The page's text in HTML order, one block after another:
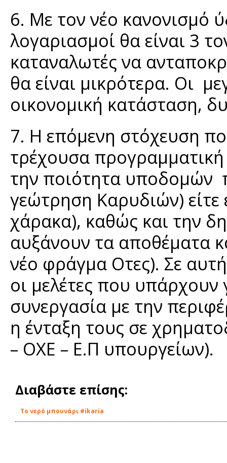
6. Με τον νέο κανονισμό
λογαριασμοί θα είναι 3
καταναλωτές να
θα είναι μικρότερα. Οι
οικονομική κατάσταση,
7. Η επόμενη στόχευση
τρέχουσα
την ποιότητα υποδομών
γεώτρηση Καρυδιών)
χάρακα), καθώς και την
αυξάνουν τα αποθέματα
νέο φράγμα Οτες). Σε
οι μελέτες που υπάρχουν
συνεργασία με την
η ένταξη τους σε
– ΟΧΕ – Ε.Π υπουργείων).
Διαβάστε επίσης:
Tο νερό μπουνάρι #ikaria